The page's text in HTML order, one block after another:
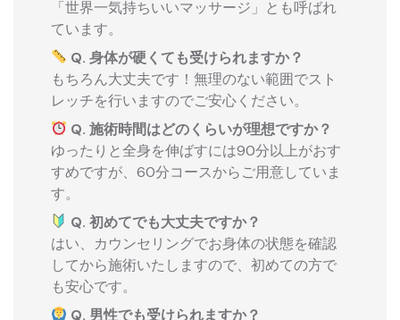
「世界一気持ちいいマッサージ」とも呼ばれ
ています。
Q. 身体が硬くても受けられますか？
もちろん大丈夫です！無理のない範囲でスト
レッチを行いますのでご安心ください。
Q. 施術時間はどのくらいが理想ですか？
ゆったりと全身を伸ばすには90分以上がおす
すめですが、60分コースからご用意していま
す。
Q. 初めてでも大丈夫ですか？
はい、カウンセリングでお身体の状態を確認
してから施術いたしますので、初めての方で
も安心です。
Q. 男性でも受けられますか？